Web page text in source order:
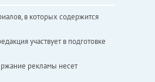
в которых содержится
участвует в подготовке
рекламы несет